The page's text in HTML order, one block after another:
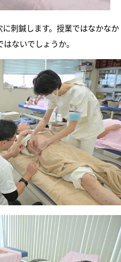
刺鍼します。授業ではなかなか
ないでしょうか。